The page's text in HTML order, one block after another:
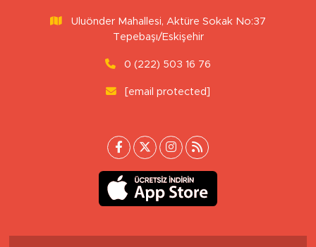
Uluönder Mahallesi, Aktüre Sokak No:37
Tepebaşı/Eskişehir
0 (222) 503 16 76
[email protected]